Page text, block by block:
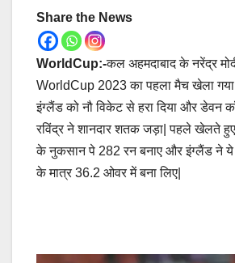
Share the News
WorldCup:-कल अहमदाबाद के नरेंद्र
WorldCup 2023 का पहला मैच खेला
इंग्लैंड को नौ विकेट से हरा दिया और डेवन
रविंद्र ने शानदार शतक जड़ा| पहले खेलते
के नुकसान पे 282 रन बनाए और इंग्लैंड ने ये
के मात्र 36.2 ओवर में बना लिए|